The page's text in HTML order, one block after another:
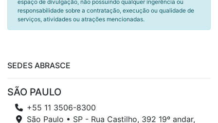
espaço de divulgação, não possuindo qualquer ingerência ou
responsabilidade sobre a contratação, execução ou qualidade de
serviços, atividades ou atrações mencionadas.
SEDES ABRASCE
SÃO PAULO
+55 11 3506-8300
São Paulo • SP - Rua Castilho, 392 19º andar,